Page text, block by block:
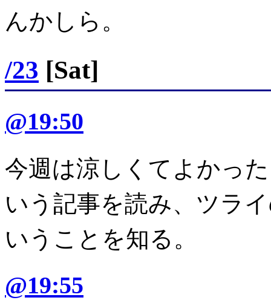
んかしら。
/23 [Sat]
@19:50
今週は涼しくてよかっ
いう記事を読み、ツラ
いうことを知る。
@19:55